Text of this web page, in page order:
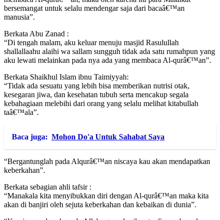
bersemangat untuk selalu mendengar saja dari bacaâ€™an
manusia”.
Berkata Abu Zanad :
“Di tengah malam, aku keluar menuju masjid Rasulullah
shallallaahu alaihi wa sallam sungguh tidak ada satu rumahpun yang
aku lewati melainkan pada nya ada yang membaca Al-qurâ€™an”.
Berkata Shaikhul Islam ibnu Taimiyyah:
“Tidak ada sesuatu yang lebih bisa memberikan nutrisi otak,
kesegaran jiwa, dan kesehatan tubuh serta mencakup segala
kebahagiaan melebihi dari orang yang selalu melihat kitabullah
taâ€™ala”.
Baca juga: Mohon Do'a Untuk Sahabat Saya
“Bergantunglah pada Alqurâ€™an niscaya kau akan mendapatkan
keberkahan”.
Berkata sebagian ahli tafsir :
“Manakala kita menyibukkan diri dengan Al-qurâ€™an maka kita
akan di banjiri oleh sejuta keberkahan dan kebaikan di dunia”.